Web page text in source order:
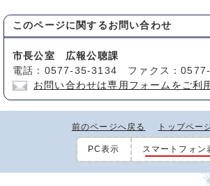
このページに関する お問い合わせ
市長公室 広報公聴課
電話：0577-35-3134 ファクス：
お問い合わせは専用フォームをご利
前のページへ戻る トップペー
PC表示 スマートフォン